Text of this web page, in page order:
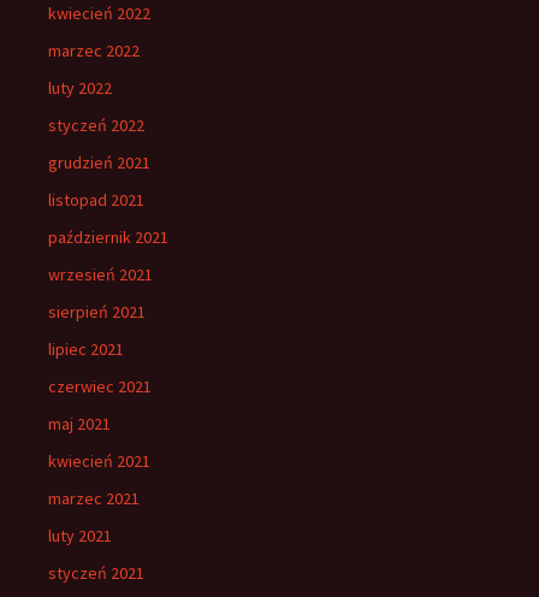
kwiecień 2022
marzec 2022
luty 2022
styczeń 2022
grudzień 2021
listopad 2021
październik 2021
wrzesień 2021
sierpień 2021
lipiec 2021
czerwiec 2021
maj 2021
kwiecień 2021
marzec 2021
luty 2021
styczeń 2021